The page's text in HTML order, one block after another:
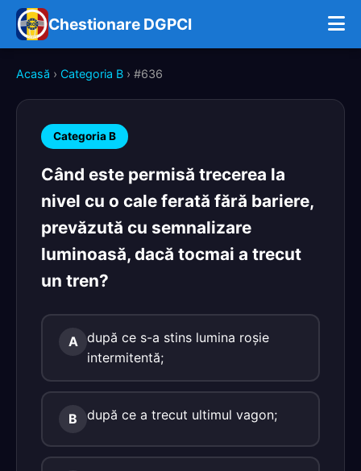
Chestionare DGPCI
Acasă › Categoria B › #636
Categoria B
Când este permisă trecerea la
nivel cu o cale ferată fără bariere,
prevăzută cu semnalizare
luminoasă, dacă tocmai a trecut
un tren?
A după ce s-a stins lumina roşie
intermitentă;
B după ce a trecut ultimul vagon;